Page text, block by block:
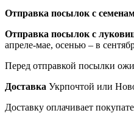
Отправка посылок с
Отправка посылок с
апреле-мае, осенью – в
Перед отправкой посылки
Доставка Укрпочтой или
Доставку оплачивает